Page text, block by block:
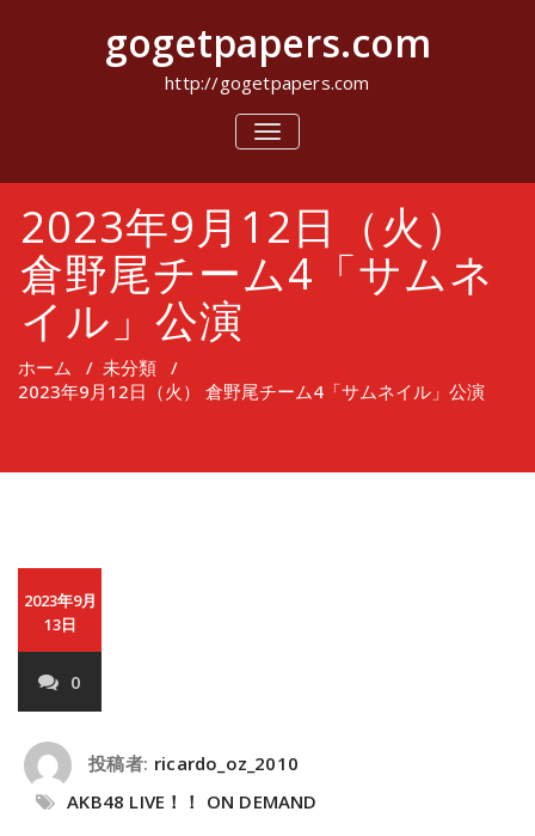
キ
gogetpapers.com
http://gogetpapers.com
ナ
ビ
シ
ョ
を
切
2023年9月12日（火）
倉野尾チーム4「サムネ
イル」公演
ホーム / 未分類 /
2023年9月12日（火） 倉野尾チーム4「サムネイル」公演
2023年9月
13日
0
投稿者: ricardo_oz_2010
AKB48 LIVE！！ ON DEMAND